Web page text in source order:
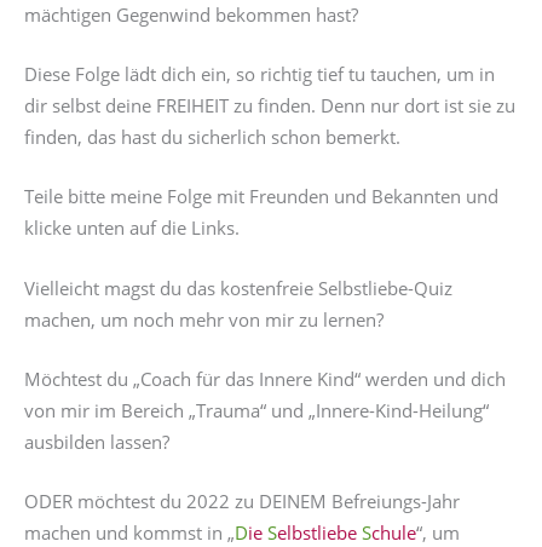
mächtigen Gegenwind bekommen hast?
Diese Folge lädt dich ein, so richtig tief tu tauchen, um in
dir selbst deine FREIHEIT zu finden. Denn nur dort ist sie zu
finden, das hast du sicherlich schon bemerkt.
Teile bitte meine Folge mit Freunden und Bekannten und
klicke unten auf die Links.
Vielleicht magst du das kostenfreie Selbstliebe-Quiz
machen, um noch mehr von mir zu lernen?
Möchtest du „Coach für das Innere Kind“ werden und dich
von mir im Bereich „Trauma“ und „Innere-Kind-Heilung“
ausbilden lassen?
ODER möchtest du 2022 zu DEINEM Befreiungs-Jahr
machen und kommst in „Die Selbstliebe Schule“, um